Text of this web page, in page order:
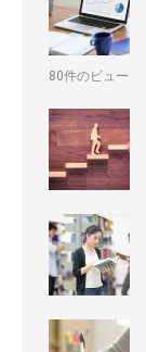
80件のビュー